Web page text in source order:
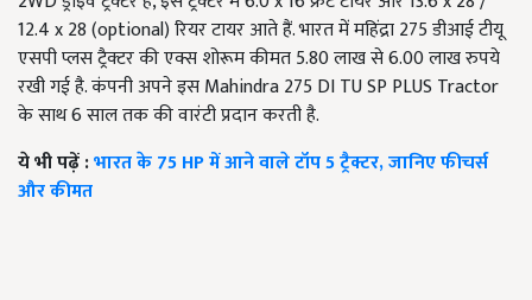
12.4 x 28 (optional) रियर टायर आते हैं. भारत में महिंद्रा 275 डीआई टीयू
एसपी प्लस ट्रैक्टर की एक्स शोरूम कीमत 5.80 लाख से 6.00 लाख रुपये
रखी गई है. कंपनी अपने इस Mahindra 275 DI TU SP PLUS Tractor
के साथ 6 साल तक की वारंटी प्रदान करती है.
ये भी पढ़ें :भारत के 75 HP में आने वाले टॉप 5 ट्रैक्टर, जानिए फीचर्स
और कीमत